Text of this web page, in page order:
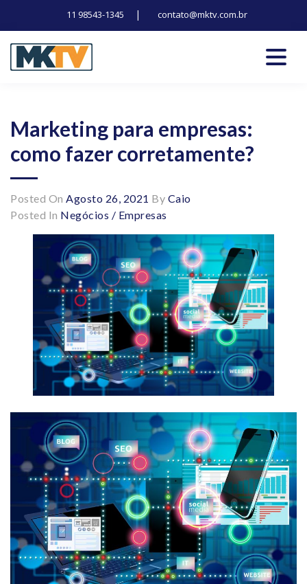
11 98543-1345 | contato@mktv.com.br
content
Marketing para empresas:
como fazer corretamente?
Posted On Agosto 26, 2021 By Caio
Posted In Negócios / Empresas